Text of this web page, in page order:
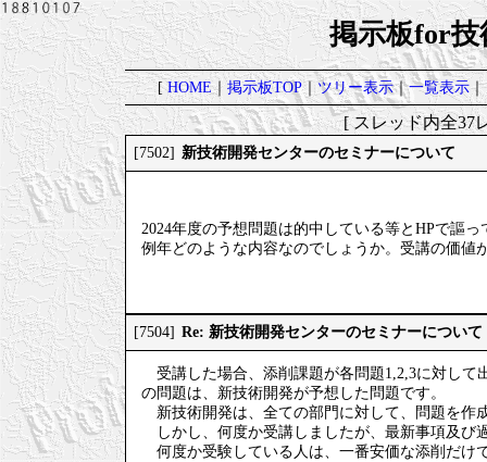
掲示板for技
[HOME｜掲示板TOP｜ツリー表示｜一覧表示｜
[ スレッド内全
[7502] 新技術開発センターのセミナーについて
2024年度の予想問題は的中している等とHPで謳
例年どのような内容なのでしょうか。受講の価値
[7504] Re: 新技術開発センターのセミナーについて
受講した場合、添削課題が各問題1,2,3に対して
の問題は、新技術開発が予想した問題です。
新技術開発は、全ての部門に対して、問題を作
しかし、何度か受講しましたが、最新事項及び
何度か受験している人は、一番安価な添削だけ